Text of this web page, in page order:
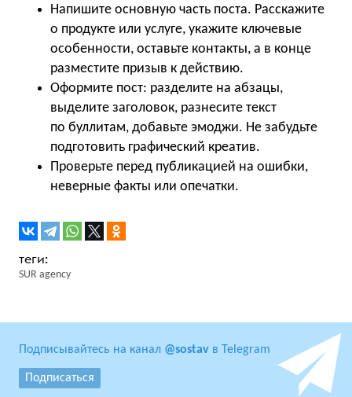
Напишите основную часть поста. Расскажите
о продукте или услуге, укажите ключевые
особенности, оставьте контакты, а в конце
разместите призыв к действию.
Оформите пост: разделите на абзацы,
выделите заголовок, разнесите текст
по буллитам, добавьте эмоджи. Не забудьте
подготовить графический креатив.
Проверьте перед публикацией на ошибки,
неверные факты или опечатки.
SUR agency
Подписывайтесь на канал @sostav в Telegram
Подписаться